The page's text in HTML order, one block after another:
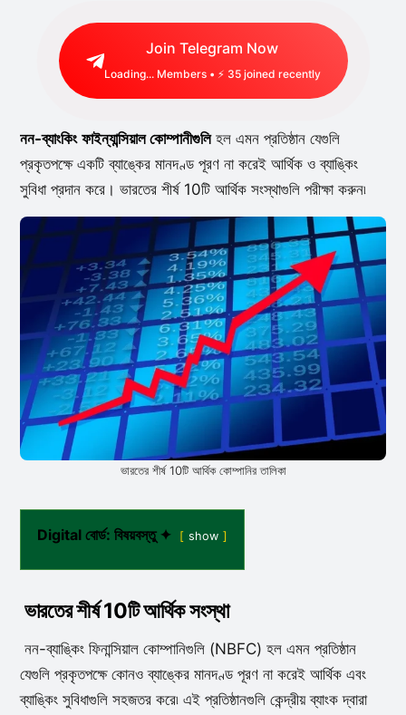
Join Telegram Now
Loading...Members • ⚡ 30 joined recently
নন-ব্যাংকিং ফাইন্যান্সিয়াল কোম্পানীগুলিহল এমন প্রতিষ্ঠান যেগুলি
প্রকৃতপক্ষে একটি ব্যাঙ্কের মানদণ্ড পূরণ না করেই আর্থিক ও ব্যাঙ্কিং
সুবিধা প্রদান করে। ভারতের শীর্ষ 10টি আর্থিক সংস্থাগুলি পরীক্ষা করুন৷
ভারতের শীর্ষ 10টি আর্থিক কোম্পানির তালিকা
Digital বোর্ড: বিষয়বস্তু ✦ show
ভারতের শীর্ষ 10টি আর্থিক সংস্থা
নন-ব্যাঙ্কিং ফিনান্সিয়াল কোম্পানিগুলি (NBFC) হল এমন প্রতিষ্ঠান
যেগুলি প্রকৃতপক্ষে কোনও ব্যাঙ্কের মানদণ্ড পূরণ না করেই আর্থিক এবং
ব্যাঙ্কিং সুবিধাগুলি সহজতর করে৷ এই প্রতিষ্ঠানগুলি কেন্দ্রীয় ব্যাংক দ্বারা